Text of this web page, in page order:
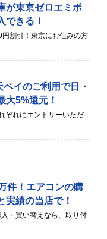
が東京ゼロエミポ
できる！
割引！東京にお住みの方
イのご利用で日・
大5%還元！
ぞれにエントリーいただ
件！エアコンの購
実績の当店で！
・買い替えなら、取り付